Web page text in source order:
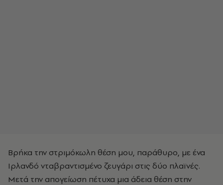
Βρήκα την στριμόκωλη θέση μου, παράθυρο, με ένα
Ιρλανδό νταβραντισμένο ζευγάρι στις δύο πλαϊνές.
Μετά την απογείωση πέτυχα μια άδεια θέση στην